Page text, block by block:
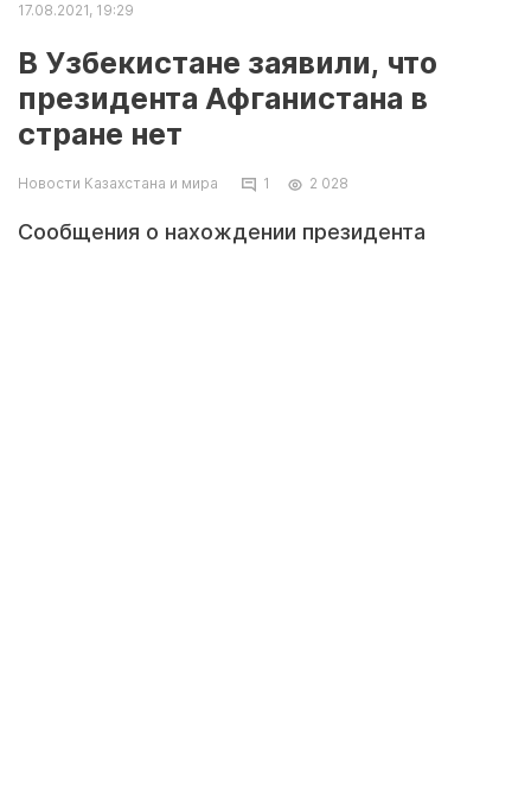
17.08.2021, 19:29
В Узбекистане заявили, что
президента Афганистана в
стране нет
Новости Казахстана и мира 1 2 028
Сообщения о нахождении президента